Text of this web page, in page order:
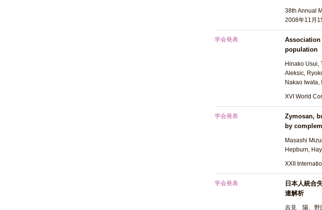
38th Annual
2008年11月
学会発表
Association
population
Hinako Usui,
Aleksic,
Nakao Iwata,
XVI World
学会発表
Zymosan,
by
Masashi
Hepburn,
XXII
学会発表
日本人統合
連解析
吉見 陽、野